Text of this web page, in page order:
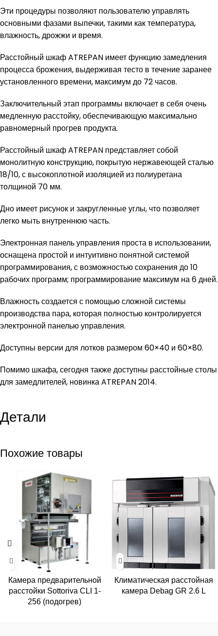
Эти процедуры позволяют пользователю управлять
основными фазами выпечки, такими как температура,
влажность, дрожжи и время.
Расстойный шкаф ATREPAN имеет функцию замедления
процесса брожения, выдерживая тесто в течение заранее
установленного времени, максимум до 72 часов.
Заключительный этап программы включает в себя очень
медленную расстойку, обеспечивающую максимально
равномерный прогрев продукта.
Расстойный шкаф ATREPAN представляет собой
монолитную конструкцию, покрытую нержавеющей сталью
18/10, с высокоплотной изоляцией из полиуретана
толщиной 70 мм.
Дно имеет рисунок и закругленные углы, что позволяет
легко мыть внутреннюю часть.
Электронная панель управления проста в использовании,
оснащена простой и интуитивно понятной системой
программирования, с возможностью сохранения до 10
рабочих программ; программирование максимум на 6 дней.
Влажность создается с помощью сложной системы
производства пара, которая полностью контролируется
электронной панелью управления.
Доступны версии для лотков размером 60×40 и 60×80.
Помимо шкафа, сегодня также доступны расстойные столы
для замедлителей, новинка ATREPAN 2014.
Детали
Похожие товары
Камера предварительной
расстойки Sottoriva CLI 1-
256 (подогрев)
Климатическая расстойная
камера Debag GR 2.6 L